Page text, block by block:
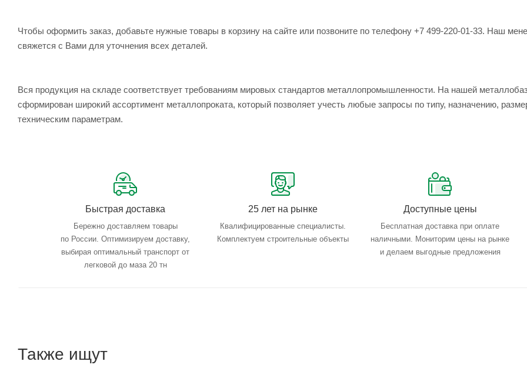
Чтобы оформить заказ, добавьте нужные товары в корзину на сайте или позвоните по телефону +7 499-220-01-33. Наш
свяжется с Вами для уточнения всех деталей.
Вся продукция на складе соответствует требованиям мировых стандартов металлопромышленности. На нашей
сформирован широкий ассортимент металлопроката, который позволяет учесть любые запросы по типу, назначению,
техническим параметрам.
Быстрая доставка
Бережно доставляем товары
по России. Оптимизируем доставку,
выбирая оптимальный транспорт от
легковой до маза 20 тн
25 лет на рынке
Квалифицированные специалисты.
Комплектуем строительные объекты
Доступные цены
Бесплатная доставка при оплате
наличными. Мониторим цены на рынке
и делаем выгодные предложения
Также ищут